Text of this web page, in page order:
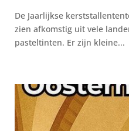
De Jaarlijkse
zien afkomstig uit vele
pasteltinten. Er zijn kleine...